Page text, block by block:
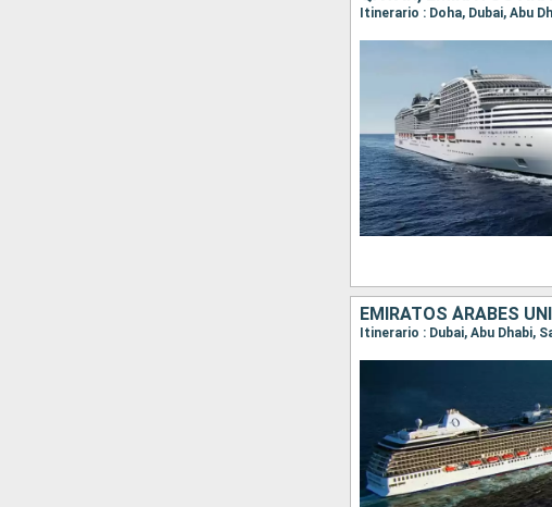
EMIRATOS ÁRABES
Itinerario : Dubai, Abu Dhabi,